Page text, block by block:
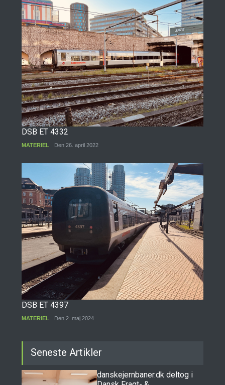
DSB ET 4332
MATERIEL Den 26. april 2022
DSB ET 4397
MATERIEL Den 2. maj 2024
Seneste Artikler
danskejernbaner.dk deltog i